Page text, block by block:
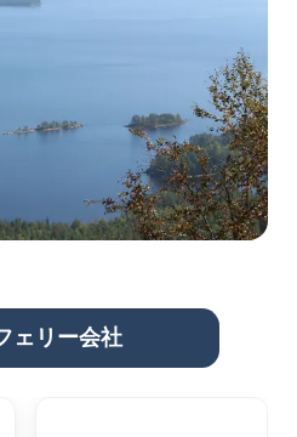
ェリー会社